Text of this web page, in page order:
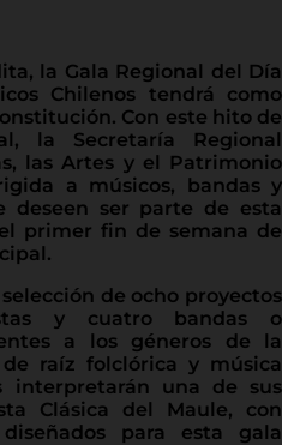
la Gala Regional del Día
Chilenos tendrá como
Con este hito de
la Secretaría Regional
las Artes y el Patrimonio
a músicos, bandas y
deseen ser parte de esta
primer fin de semana de
de ocho proyectos
y cuatro bandas o
a los géneros de la
raíz folclórica y música
interpretarán una de sus
Clásica del Maule, con
para esta gala